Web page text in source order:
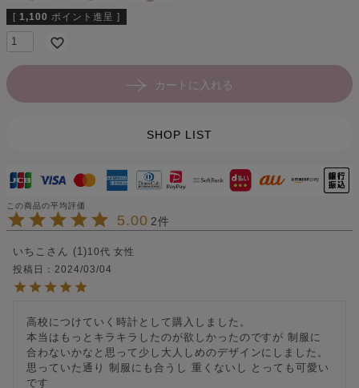
[ 1,100 ポイント進呈 ]
カートに入れる
SHOP LIST
5.00 2
いちこ 1 10代 女性
投稿日
2024/03/04
高校につけていく時計として購入しました。
本当はもっとキラキラしたのが欲しかったのですが 制服に
合わないかなと思って少し大人しめのデザインにしました。
思っていた通り 制服にも合うし 重くないし とっても可愛い